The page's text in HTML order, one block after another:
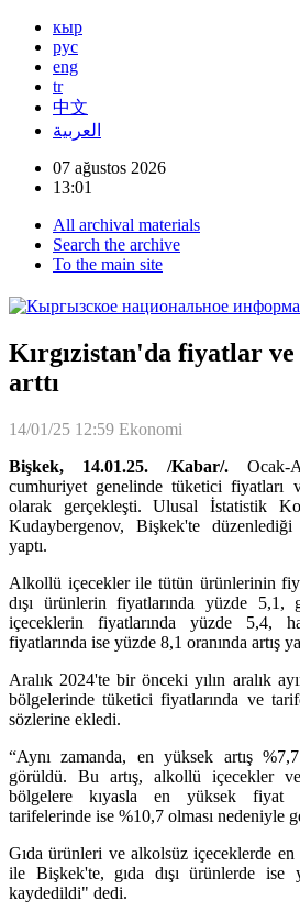
кыр
рус
eng
tr
中文
العربية
07 ağustos 2026
13:01
All archival materials
Search the archive
To the main site
Kırgızistan'da fiyatlar
arttı
14/01/25 12:59 Ekonomi
Bişkek, 14.01.25. /Kabar/. Ocak-
cumhuriyet genelinde tüketici fiyatları
olarak gerçekleşti. Ulusal İstatistik
Kudaybergenov, Bişkek'te
yaptı.
Alkollü içecekler ile tütün ürünlerinin
dışı ürünlerin fiyatlarında yüzde 5,1,
içeceklerin fiyatlarında yüzde 5,4,
fiyatlarında ise yüzde 8,1 oranında artış
Aralık 2024'te bir önceki yılın aralık
bölgelerinde tüketici fiyatlarında ve
sözlerine ekledi.
“Aynı zamanda, en yüksek artış
görüldü. Bu artış, alkollü içecekler
bölgelere kıyasla en yüksek fiyat
tarifelerinde ise %10,7 olması nedeniyle
Gıda ürünleri ve alkolsüz içeceklerde en
ile Bişkek'te, gıda dışı ürünlerde
kaydedildi" dedi.